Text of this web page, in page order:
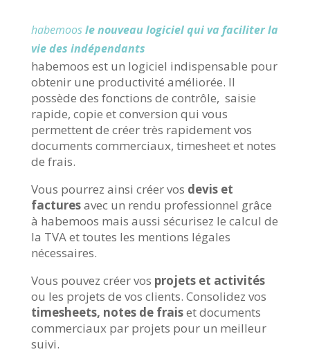
habemoosle nouveau logiciel qui va faciliter la
vie des indépendants
habemoos est un logiciel indispensable pour
obtenir une productivité améliorée. Il
possède des fonctions de contrôle, saisie
rapide, copie et conversion qui vous
permettent de créer très rapidement vos
documents commerciaux, timesheet et notes
de frais.
Vous pourrez ainsi créer vos devis et
facturesavec un rendu professionnel grâce
à habemoos mais aussi sécurisez le calcul de
la TVA et toutes les mentions légales
nécessaires.
Vous pouvez créer vos projets et activités
ou les projets de vos clients. Consolidez vos
timesheets, notes de fraiset documents
commerciaux par projets pour un meilleur
suivi.